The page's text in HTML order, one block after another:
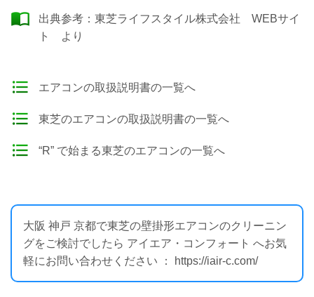
出典参考： 東芝ライフスタイル株式会社 WEBサイ
ト
より
エアコンの取扱説明書の一覧へ
東芝のエアコンの取扱説明書の一覧へ
“R” で始まる東芝のエアコンの一覧へ
大阪 神戸 京都で東芝の壁掛形エアコンのクリーニン
グをご検討でしたら アイエア・コンフォート へお気
軽にお問い合わせください ： https://iair-c.com/